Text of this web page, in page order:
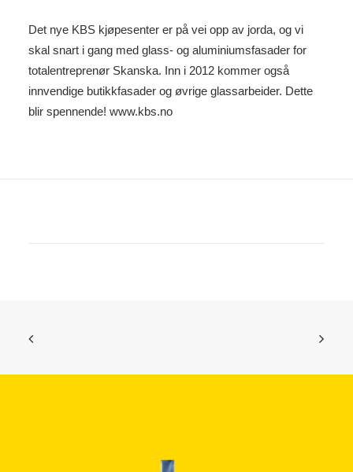
Det nye KBS kjøpesenter er på vei opp av jorda, og vi
skal snart i gang med glass- og aluminiumsfasader for
totalentreprenør Skanska. Inn i 2012 kommer også
innvendige butikkfasader og øvrige glassarbeider. Dette
blir spennende! www.kbs.no